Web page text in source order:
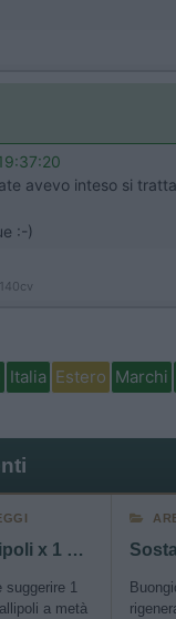
avevo inteso si
:-)
Italia Estero Marchi
Sosta tra Roma e Gallipoli x 1 notte
1
a metà